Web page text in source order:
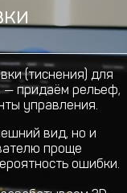
(тиснения) для
— придаём рельеф,
управления.
вид, но и
проще
ошибки.